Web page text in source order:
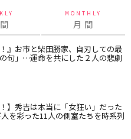
MONTHLY
月 間
！』お市と柴田勝家、自刃しての最
句」…運命を共にした２人の悲劇
！】秀吉は本当に「女狂い」だった
を彩った11人の側室たちを時系列